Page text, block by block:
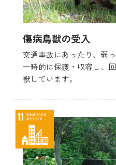
傷病鳥獣の受入
交通事故にあったり、弱
一時的に保護・収容し、
獣しています。